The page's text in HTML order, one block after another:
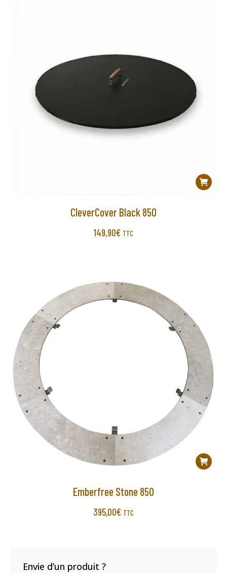
CleverCover Black 850
149,90€ TTC
Emberfree Stone 850
395,00€ TTC
Envie d’un produit ?